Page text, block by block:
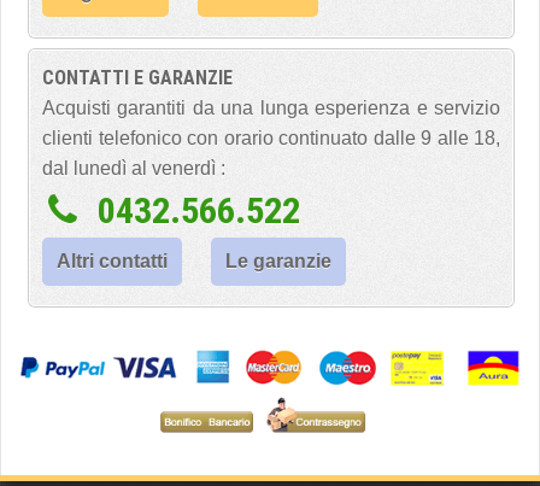
CONTATTI E GARANZIE
Acquisti garantiti da una lunga esperienza e servizio
clienti telefonico con orario continuato dalle 9 alle 18,
dal lunedì al venerdì :
0432.566.522
Altri contatti Le garanzie